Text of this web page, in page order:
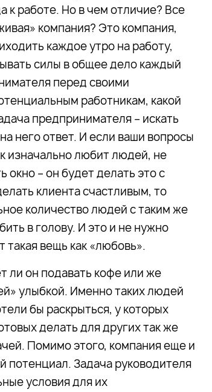
к работе. Но в чем отличие? Все
компания? Это компания,
каждое утро на работу,
силы в общее дело каждый
перед своими
работникам, какой
предпринимателя – искать
него ответ. И если ваши вопросы
изначально любит людей, не
окно – он будет делать это с
клиента счастливым, то
количество людей с таким же
в голову. И это и не нужно
вещь как «любовь».
ли он подавать кофе или же
улыбкой. Именно таких людей
бы раскрыться, у которых
делать для других так же
Помимо этого, компания еще и
потенциал. Задача руководителя
условия для их